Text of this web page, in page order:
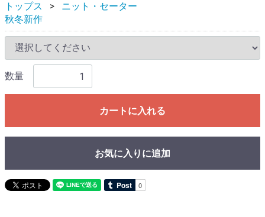
トップス
ニット・セーター
秋冬新作
数量
カートに入れる
お気に入りに追加